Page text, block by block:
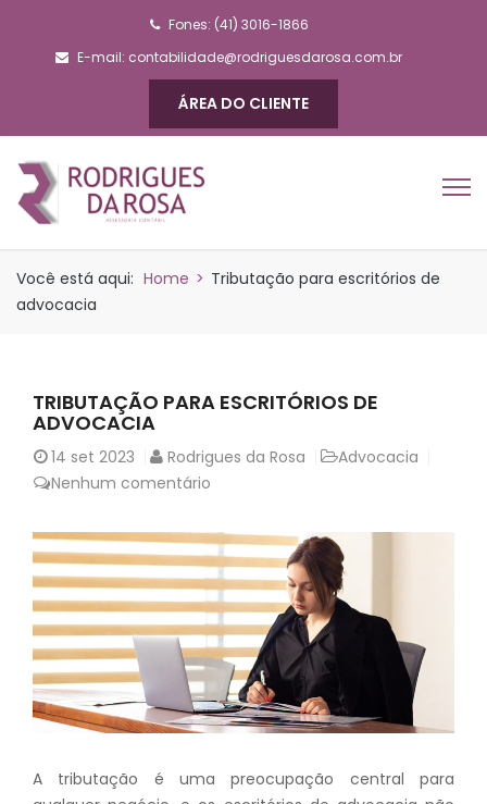
Fones: (41) 3016-1866
E-mail: contabilidade@rodriguesdarosa.com.br
ÁREA DO CLIENTE
Você está aqui: Home > Tributação para escritórios de
advocacia
TRIBUTAÇÃO PARA ESCRITÓRIOS DE
ADVOCACIA
14 set 2023 Rodrigues da Rosa
Advocacia
Nenhum comentário
A tributação é uma preocupação central para